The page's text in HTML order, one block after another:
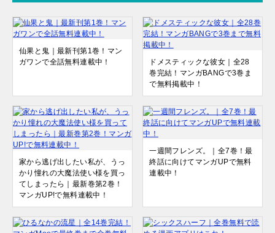
仙果と鬼｜最新刊第1巻！マン
ガワンで全話無料連載中！
ドメスティックな彼女｜全28
巻完結！マンガBANGで3巻ま
で無料掲載中！
家から逃げ出したい私が、うっ
かり憧れの大魔法使い様を買っ
てしまったら｜最新巻第2巻！
マンガUP!で無料連載中！
一週間フレンズ。｜全7巻！最
終話に向けてマンガUPで無料
連載中！